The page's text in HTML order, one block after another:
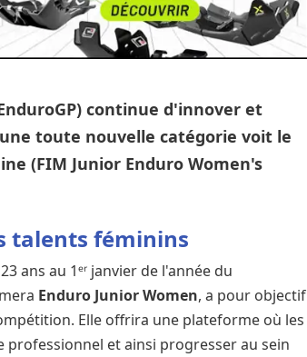
continue d'innover et
toute nouvelle catégorie voit le
(FIM Junior Enduro Women's
talents féminins
ans au 1ᵉʳ janvier de l'année du
Enduro Junior Women, a pour objectif
Elle offrira une plateforme où les
et ainsi progresser au sein